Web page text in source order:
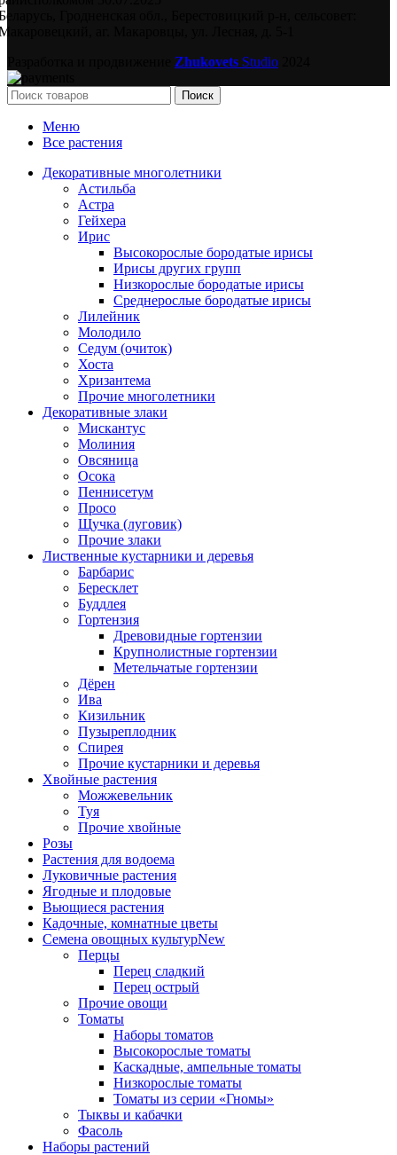
Гродненская обл., Берестовицкий р-н, сельсовет:
аг. Макаровцы, ул. Лесная, д. 5-1
Zhukovets Studio
Поиск
Меню
Все растения
Декоративные многолетники
Астильба
Астра
Гейхера
Ирис
Высокорослые бородатые ирисы
Ирисы других групп
Низкорослые бородатые ирисы
Среднерослые бородатые ирисы
Лилейник
Молодило
Седум (очиток)
Хоста
Хризантема
Прочие многолетники
Декоративные злаки
Мискантус
Молиния
Овсяница
Осока
Пеннисетум
Просо
Щучка (луговик)
Прочие злаки
Лиственные кустарники и деревья
Барбарис
Бересклет
Буддлея
Гортензия
Древовидные гортензии
Крупнолистные гортензии
Метельчатые гортензии
Дёрен
Ива
Кизильник
Пузыреплодник
Спирея
Прочие кустарники и деревья
Хвойные растения
Можжевельник
Туя
Прочие хвойные
Розы
Растения для водоема
Луковичные растения
Ягодные и плодовые
Вьющиеся растения
Кадочные, комнатные цветы
Семена овощных культурNew
Перцы
Перец сладкий
Перец острый
Прочие овощи
Томаты
Наборы томатов
Высокорослые томаты
Каскадные, ампельные томаты
Низкорослые томаты
Томаты из серии «Гномы»
Тыквы и кабачки
Фасоль
Наборы растений